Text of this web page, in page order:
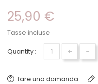
25,90 €
Tasse incluse
Quantity : + -
fare una domanda